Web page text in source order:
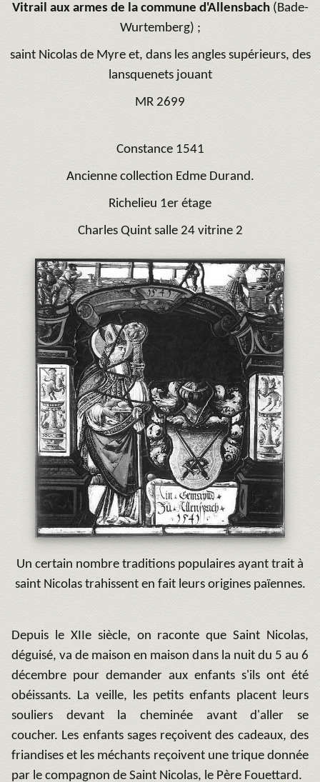
Vitrail aux armes de la commune d'Allensbach(Bade-
Wurtemberg) ;
saint Nicolas de Myre et, dans les angles supérieurs, des
lansquenets jouant
MR 2699
Constance 1541
Ancienne collection Edme Durand.
Richelieu 1er étage
Charles Quint salle 24 vitrine 2
Un certain nombre traditions populaires ayant trait à
saint Nicolas trahissent en fait leurs origines païennes.
Depuis le XIIe siècle, on raconte que Saint Nicolas,
déguisé, va de maison en maison dans la nuit du 5 au 6
décembre pour demander aux enfants s'ils ont été
obéissants. La veille, les petits enfants placent leurs
souliers devant la cheminée avant d'aller se
coucher. Les enfants sages reçoivent des cadeaux, des
friandises et les méchants reçoivent une trique donnée
par le compagnon de Saint Nicolas, le Père Fouettard.